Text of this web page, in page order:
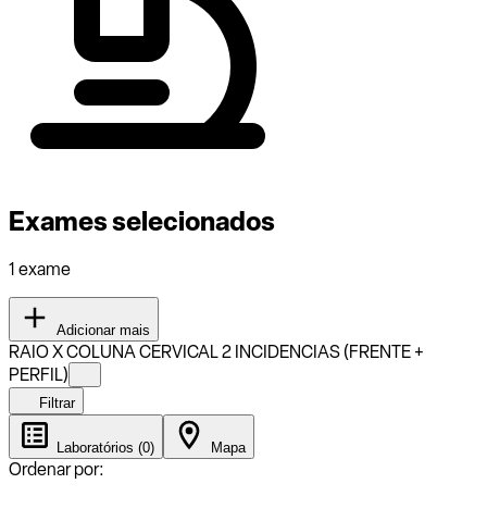
Exames selecionados
1 exame
Adicionar mais
RAIO X COLUNA CERVICAL 2 INCIDENCIAS (FRENTE +
PERFIL)
Filtrar
Laboratórios (0) Mapa
Ordenar por: